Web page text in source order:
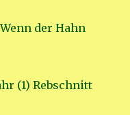
der Hahn
(1) Rebschnitt